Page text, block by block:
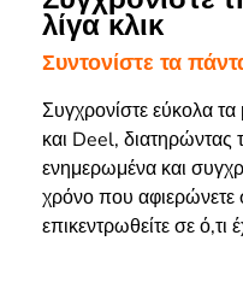
λίγα κλικ
Συντονίστε τα
Συγχρονίστε εύκολα
και Deel, διατηρώντας
ενημερωμένα και
χρόνο που αφιερώνετε
επικεντρωθείτε σε ό,τι